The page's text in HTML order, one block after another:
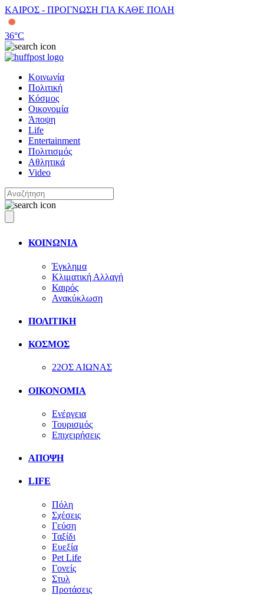
ΚΑΙΡΟΣ - ΠΡΟΓΝΩΣΗ ΓΙΑ ΚΑΘΕ ΠΟΛΗ
36°C
Κοινωνία
Πολιτική
Κόσμος
Οικονομία
Άποψη
Life
Entertainment
Πολιτισμός
Αθλητικά
Video
ΚΟΙΝΩΝΙΑ
Έγκλημα
Κλιματική Αλλαγή
Καιρός
Ανακύκλωση
ΠΟΛΙΤΙΚΗ
ΚΟΣΜΟΣ
22ΟΣ ΑΙΩΝΑΣ
ΟΙΚΟΝΟΜΙΑ
Ενέργεια
Τουρισμός
Επιχειρήσεις
ΑΠΟΨΗ
LIFE
Πόλη
Σχέσεις
Γεύση
Ταξίδι
Ευεξία
Pet Life
Γονείς
Στυλ
Προτάσεις